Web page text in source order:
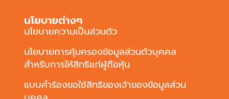
นโยบายต่างๆ
นโยบายความเป็นส่วนตัว
นโยบายการคุ้มครองข้อมูลส่วนตัวบุคคล
สำหรับการให้สิทธิแก่ผู้ถือหุ้น
แบบคำร้องขอใช้สิทธิของเจ้าของข้อมูลส่วน